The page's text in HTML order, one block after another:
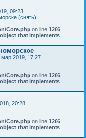
09:23
(снять)
Core.php on line 1266:
that implements
мар 2019, 17:27
Core.php on line 1266:
that implements
20:28
Core.php on line 1266:
that implements